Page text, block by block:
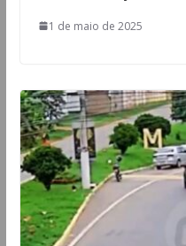
1 de maio de 2025